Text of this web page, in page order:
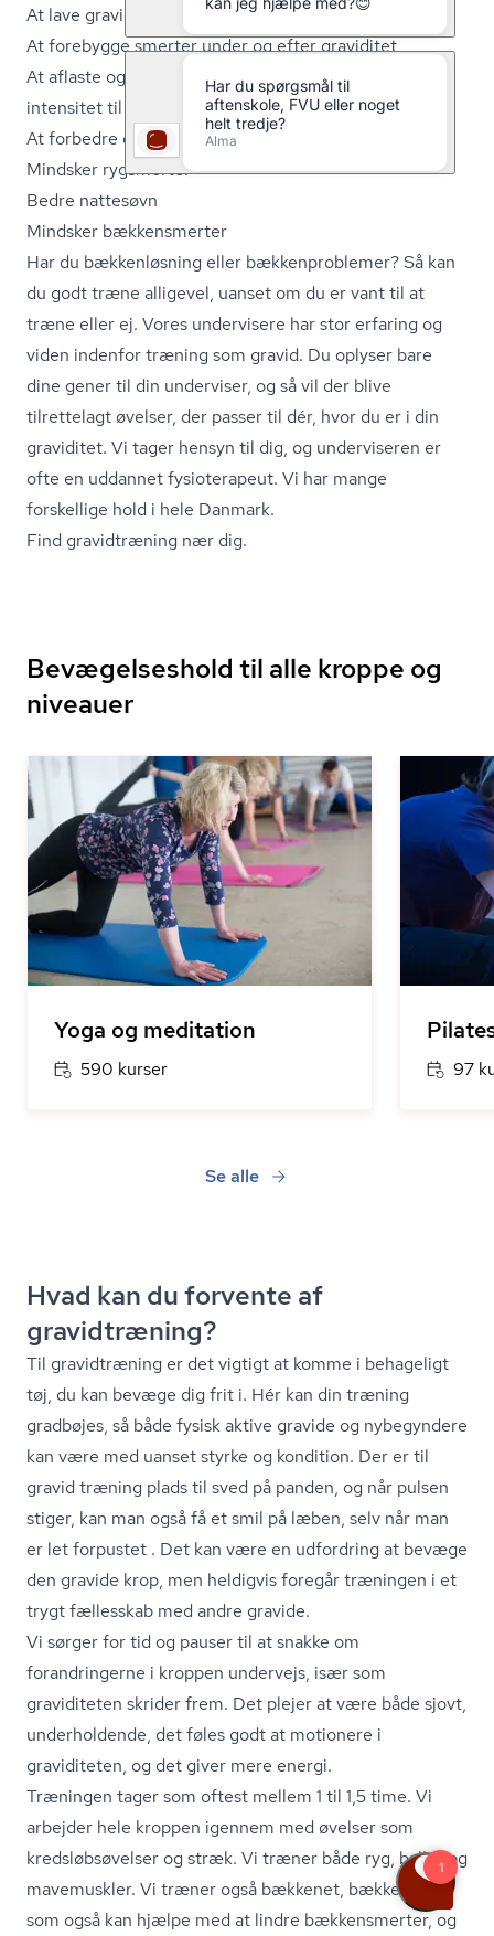
At lave gravidtræning kan være godt for eksempelvis:
At forebygge smerter under og efter graviditet
At aflaste og styrke led og muskler med moderat
intensitet til at klare graviditet og fødsel
At forbedre den psykiske velvære og dit humør
Mindsker rygsmerter
Bedre nattesøvn
Mindsker bækkensmerter
Har du bækkenløsning eller bæk­ken­pro­ble­mer? Så kan
du godt træne alligevel, uanset om du er vant til at
træne eller ej. Vores undervisere har stor erfaring og
viden indenfor træning som gravid. Du oplyser bare
dine gener til din underviser, og så vil der blive
tilrettelagt øvelser, der passer til dér, hvor du er i din
graviditet. Vi tager hensyn til dig, og underviseren er
ofte en uddannet fysioterapeut. Vi har mange
forskellige hold i hele Danmark.
Find gravidtræning nær dig.
Bevægelseshold til alle kroppe og
niveauer
Yoga og meditation
590 kurser 97
Se alle
Hvad kan du forvente af
gravidtræning?
Til gravidtræning er det vigtigt at komme i behageligt
tøj, du kan bevæge dig frit i. Hér kan din træning
gradbøjes, så både fysisk aktive gravide og nybegyndere
kan være med uanset styrke og kondition. Der er til
gravid træning plads til sved på panden, og når pulsen
stiger, kan man også få et smil på læben, selv når man
er let forpustet . Det kan være en udfordring at bevæge
den gravide krop, men heldigvis foregår træningen i et
trygt fællesskab med andre gravide.
Vi sørger for tid og pauser til at snakke om
forandringerne i kroppen undervejs, især som
graviditeten skrider frem. Det plejer at være både sjovt,
underholdende, det føles godt at motionere i
graviditeten, og det giver mere energi.
Træningen tager som oftest mellem 1 til 1,5 time. Vi
arbejder hele kroppen igennem med øvelser som
kredsløb­sø­vel­ser og stræk. Vi træner både ryg, baller og
mavemuskler. Vi træner også bækkenet, bækkenbund,
som også kan hjælpe med at lindre bækkensmerter, og